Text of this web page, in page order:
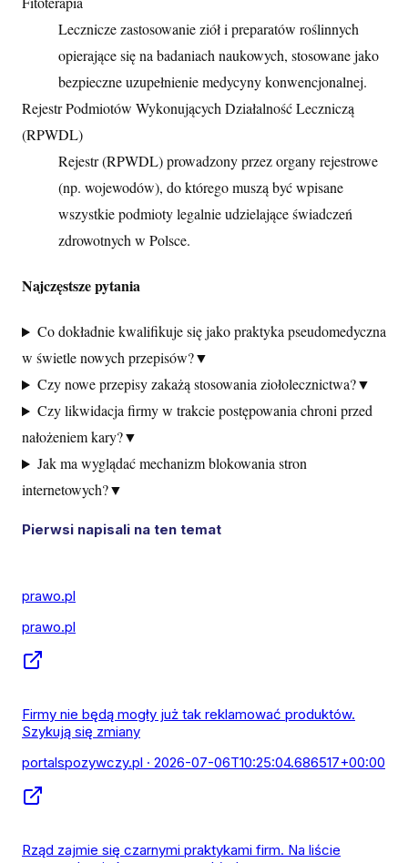
Lecznicze zastosowanie ziół i preparatów roślinnych
opierające się na badaniach naukowych, stosowane jako
bezpieczne uzupełnienie medycyny konwencjonalnej.
Rejestr Podmiotów Wykonujących Działalność Leczniczą
(RPWDL)
Rejestr (RPWDL) prowadzony przez organy rejestrowe
(np. wojewodów), do którego muszą być wpisane
wszystkie podmioty legalnie udzielające świadczeń
zdrowotnych w Polsce.
Najczęstsze pytania
Co dokładnie kwalifikuje się jako praktyka pseudomedyczna
w świetle nowych przepisów?▼
Czy nowe przepisy zakażą stosowania ziołolecznictwa?▼
Czy likwidacja firmy w trakcie postępowania chroni przed
nałożeniem kary?▼
Jak ma wyglądać mechanizm blokowania stron
internetowych?▼
Pierwsi napisali na ten temat
prawo.pl
prawo.pl
Firmy nie będą mogły już tak reklamować produktów.
Szykują się zmiany
portalspozywczy.pl · 2026-07-06T10:25:04.686517+00:00
Rząd zajmie się czarnymi praktykami firm. Na liście